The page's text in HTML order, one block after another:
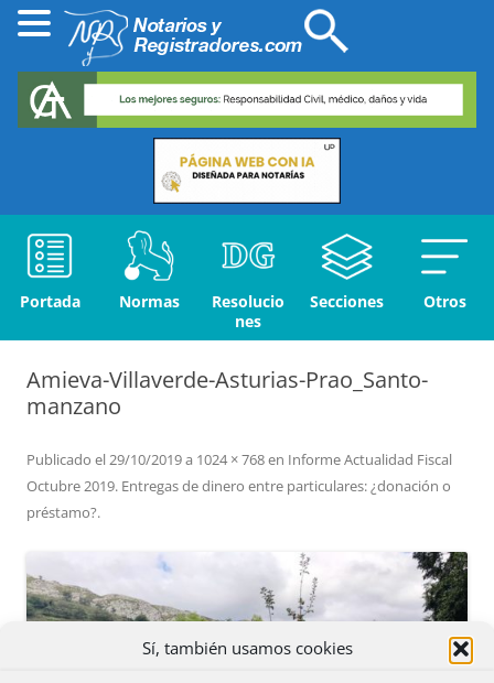
Sí, también usamos cookies
Portada Normas
Resolucio
nes
Secciones Otros
Amieva-Villaverde-Asturias-Prao_Santo-
manzano
Publicado el29/10/2019a 1024 × 768en Informe Actualidad Fiscal
Octubre 2019. Entregas de dinero entre particulares: ¿donación o
préstamo?.